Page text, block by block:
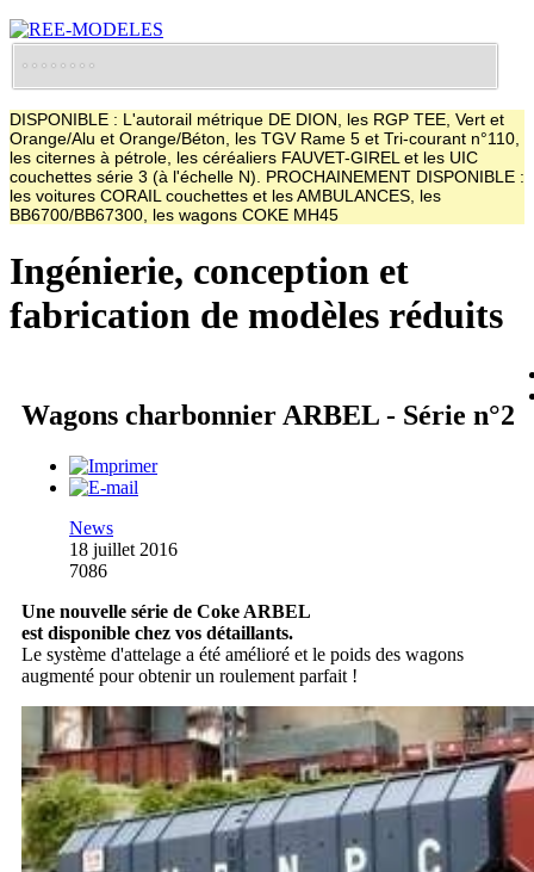
DISPONIBLE : L'autorail métrique DE DION, les RGP TEE, Vert et
Orange/Alu et Orange/Béton, les TGV Rame 5 et Tri-courant n°110,
les citernes à pétrole, les céréaliers FAUVET-GIREL et les UIC
couchettes série 3 (à l'échelle N). PROCHAINEMENT DISPONIBLE :
les voitures CORAIL couchettes et les AMBULANCES, les
BB6700/BB67300, les wagons COKE MH45
Ingénierie, conception et
fabrication de modèles réduits
Wagons charbonnier ARBEL - Série n°2
News
18 juillet 2016
7086
Une nouvelle série de Coke ARBEL
est disponible chez vos détaillants.
Le système d'attelage a été amélioré et le poids des wagons
augmenté pour obtenir un roulement parfait !